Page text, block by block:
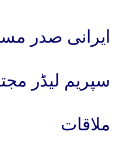
ایرانی صدر
سپریم لیڈر
ملاقات